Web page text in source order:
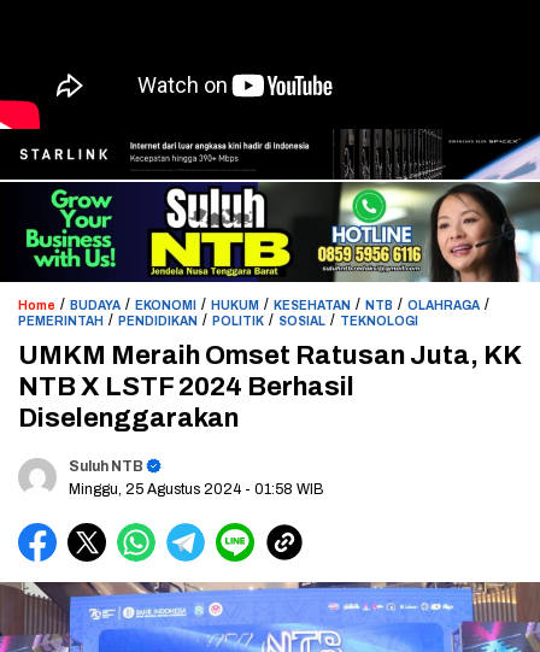
Home / BUDAYA / EKONOMI / HUKUM / KESEHATAN / NTB / OLAHRAGA /
PEMERINTAH / PENDIDIKAN / POLITIK / SOSIAL / TEKNOLOGI
UMKM Meraih Omset Ratusan Juta, KK
NTB X LSTF 2024 Berhasil
Diselenggarakan
Suluh NTB
Minggu, 25 Agustus 2024 - 01:58 WIB